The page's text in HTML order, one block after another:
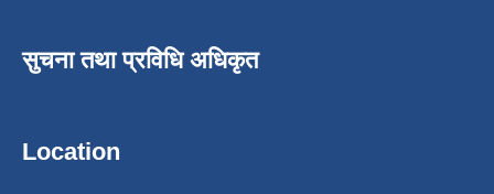
सुचना तथा प्रविधि अधिकृत
Location